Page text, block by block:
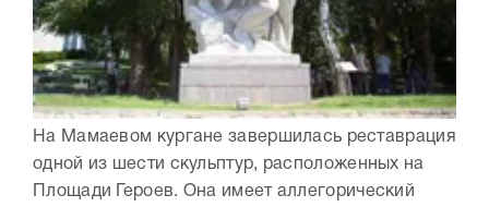
На Мамаевом кургане завершилась реставрация
одной из шести скульптур, расположенных на
Площади Героев. Она имеет аллегорический